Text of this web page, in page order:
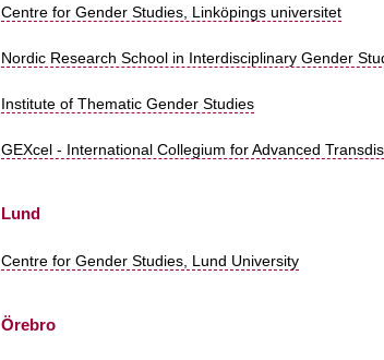
Centre for Gender Studies, Linköpings universitet
Nordic Research School in Interdisciplinary Gender
Institute of Thematic Gender Studies
GEXcel - International Collegium for Advanced
Lund
Centre for Gender Studies, Lund University
Örebro